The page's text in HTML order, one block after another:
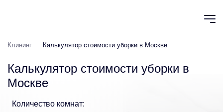
Клининг Калькулятор стоимости уборки в Москве
Калькулятор стоимости уборки в
Москве
Количество комнат: